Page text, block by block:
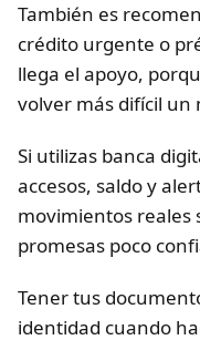
También es
crédito urgente o
llega el apoyo,
volver más difícil un
Si utilizas banca
accesos, saldo y
movimientos reales
promesas poco
Tener tus
identidad cuando